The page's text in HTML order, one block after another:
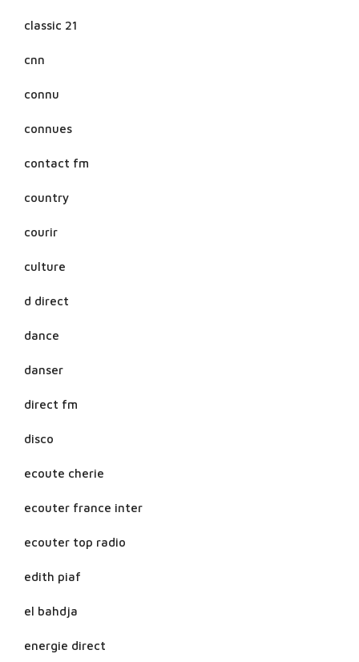
classic 21
cnn
connu
connues
contact fm
country
courir
culture
d direct
dance
danser
direct fm
disco
ecoute cherie
ecouter france inter
ecouter top radio
edith piaf
el bahdja
energie direct